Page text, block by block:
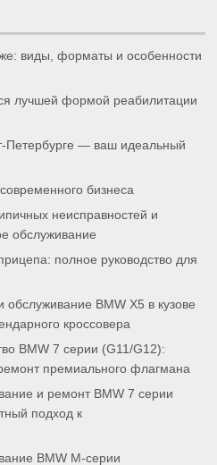
виды, форматы и особенности
лучшей формой реабилитации
Петербурге — ваш идеальный
бизнеса
неисправностей и
обслуживание
полное руководство для
BMW X5 в кузове
кроссовера
BMW 7 серии (G11/G12):
премиального флагмана
и ремонт BMW 7 серии
подход к
BMW M-серии